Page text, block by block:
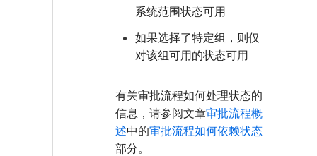
系统范围状态可用
如果选择了特定组，则仅
对该组可用的状态可用
有关审批流程如何处理状态的
信息，请参阅文章审批流程概
述中的审批流程如何依赖状态
部分。